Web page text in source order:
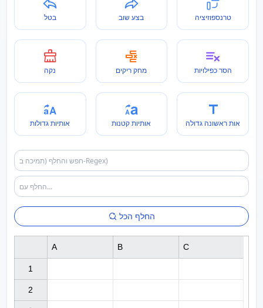
בטל בצע שוב טרנספוזיציה
נקה מחק ריקים הסר כפילויות
אותיות גדולות אותיות קטנות אות ראשונה גדולה
החלף הכל
1
2
A B C